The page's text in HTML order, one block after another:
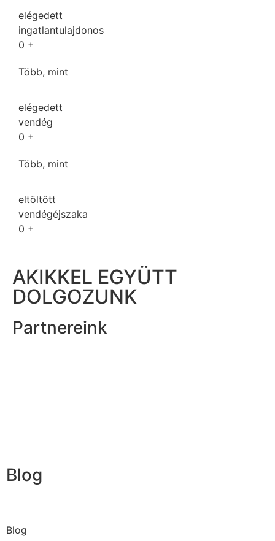
elégedett
ingatlantulajdonos
0 +
Több, mint
elégedett
vendég
0 +
Több, mint
eltöltött
vendégéjszaka
0 +
AKIKKEL EGYÜTT
DOLGOZUNK
Partnereink
Blog
Blog